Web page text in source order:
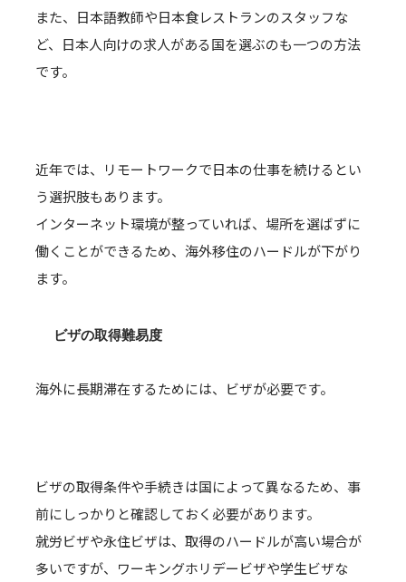
また、日本語教師や日本食レストランのスタッフな
ど、日本人向けの求人がある国を選ぶのも一つの方法
です。
近年では、リモートワークで日本の仕事を続けるとい
う選択肢もあります。
インターネット環境が整っていれば、場所を選ばずに
働くことができるため、海外移住のハードルが下がり
ます。
ビザの取得難易度
海外に長期滞在するためには、ビザが必要です。
ビザの取得条件や手続きは国によって異なるため、事
前にしっかりと確認しておく必要があります。
就労ビザや永住ビザは、取得のハードルが高い場合が
多いですが、ワーキングホリデービザや学生ビザな